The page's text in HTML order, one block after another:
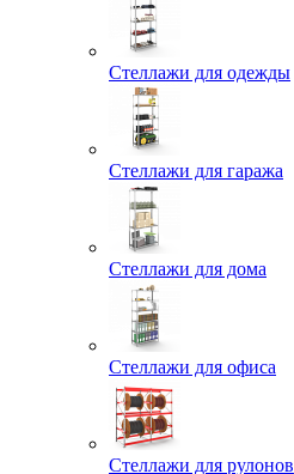
Стеллажи для одежды
Стеллажи для гаража
Стеллажи для дома
Стеллажи для офиса
Стеллажи для рулонов